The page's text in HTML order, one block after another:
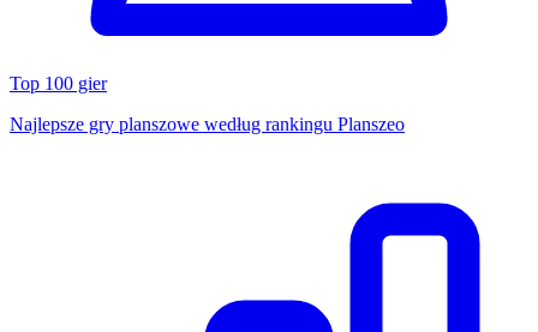
Top 100 gier
Najlepsze gry planszowe według rankingu Planszeo